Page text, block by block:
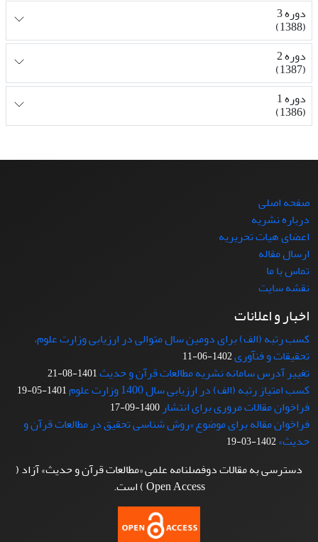
دوره 3
(1388)
دوره 2
(1387)
دوره 1
(1386)
صفحه اصلی
درباره نشریه
اعضای هیات تحریریه
ارسال مقاله
تماس با ما
نقشه سایت
اخبار و اعلانات
کسب رتبه (الف) برای دومین سال متوالی در ارزیابی وزارت علوم،
تحقیقات و فنآوری1402-06-11
تغییر آدرس سامانه نشریه مطالعات قرآن و حدیث1401-08-21
کسب امتیاز رتبه (الف) در ارزیابی سال 1400 وزارت علوم 1401-05-19
فراخوان مقالات مروری برای انتشار 1400-09-17
فراخوان مقاله برای موضوع «روش شناسی تحقیق در مطالعات قرآن و
حدیث»1402-03-19
دسترسی به مقالات دوفصلنامه علمی «مطالعات قرآن و حدیث» آزاد (
Open Access ) است.